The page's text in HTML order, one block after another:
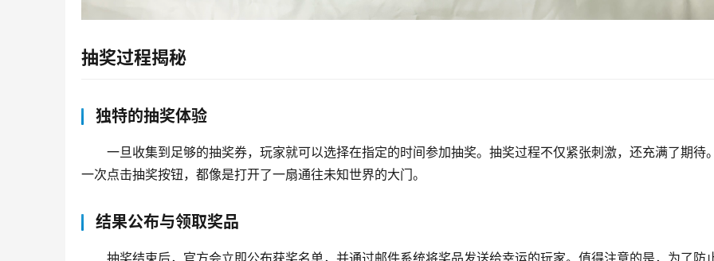
抽奖过程揭秘
独特的抽奖体验
一旦收集到足够的抽奖券，玩家就可以选择在指定的时间参加抽奖。抽奖过程不仅紧张刺激，还充满了期待
一次点击抽奖按钮，都像是打开了一扇通往未知世界的大门。
结果公布与领取奖品